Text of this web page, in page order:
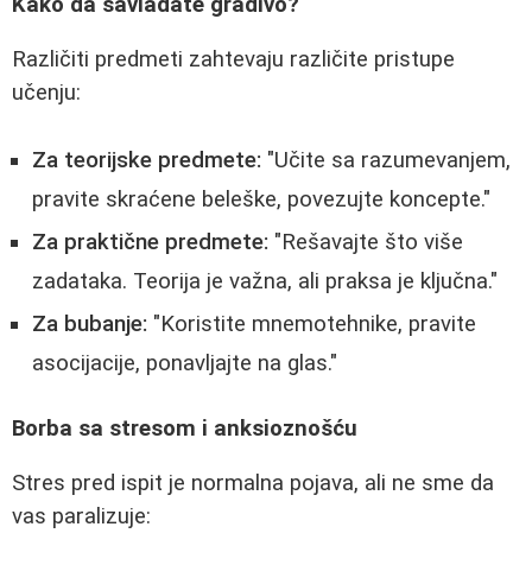
Različiti predmeti zahtevaju različite pristupe
učenju:
Za teorijske predmete: "Učite sa razumevanjem,
pravite skraćene beleške, povezujte koncepte."
Za praktične predmete: "Rešavajte što više
zadataka. Teorija je važna, ali praksa je ključna."
Za bubanje: "Koristite mnemotehnike, pravite
asocijacije, ponavljajte na glas."
Borba sa stresom i anksioznošću
Stres pred ispit je normalna pojava, ali ne sme da
vas paralizuje: